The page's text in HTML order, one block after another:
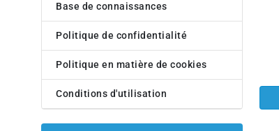
Base de connaissances
Politique de confidentialité
Politique en matière de cookies
Conditions d'utilisation